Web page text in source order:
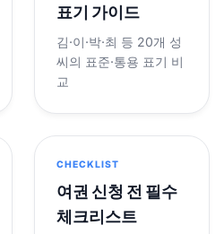
표기 가이드
김·이·박·최 등 20개 성
씨의 표준·통용 표기 비
교
CHECKLIST
여권 신청 전 필수
체크리스트